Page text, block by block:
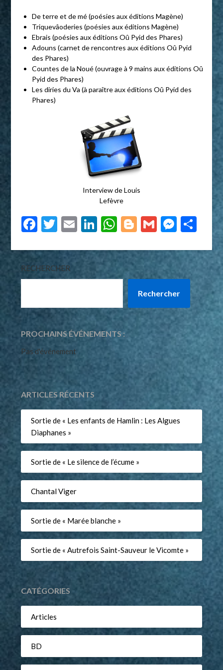
De terre et de mé (poésies aux éditions Magène)
Triquevâoderies (poésies aux éditions Magène)
Ebrais (poésies aux éditions Oû Pyid des Phares)
Adouns (carnet de rencontres aux éditions Oû Pyid
des Phares)
Countes de la Noué (ouvrage à 9 mains aux éditions Oû
Pyid des Phares)
Les diries du Va (à paraître aux éditions Oû Pyid des
Phares)
Interview de Louis
Lefèvre
Facebook
Twitter
EmailLinkedIn
WhatsApp
Blogger
Gmail
RECHERCHER
Rechercher
PROCHAINS ÉVÉNEMENTS :
Pas d'événement
ARTICLES RÉCENTS
Sortie de « Les enfants de Hamlin : Les Algues
Diaphanes »
Sortie de « Le silence de l’écume »
Chantal Viger
Sortie de « Marée blanche »
Sortie de « Autrefois Saint-Sauveur le Vicomte »
CATÉGORIES
Articles
BD